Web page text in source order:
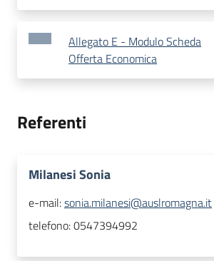
Allegato E - Modulo Scheda
Offerta Economica
Referenti
Milanesi Sonia
e-mail:sonia.milanesi@auslromagna.it
telefono:0547394992